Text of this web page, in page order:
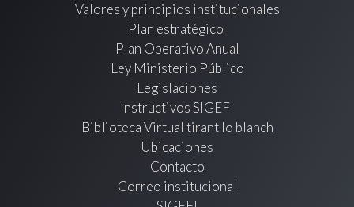
Valores y principios institucionales
Plan estratégico
Plan Operativo Anual
Ley Ministerio Público
Legislaciones
Instructivos SIGEFI
Biblioteca Virtual tirant lo blanch
Ubicaciones
Contacto
Correo institucional